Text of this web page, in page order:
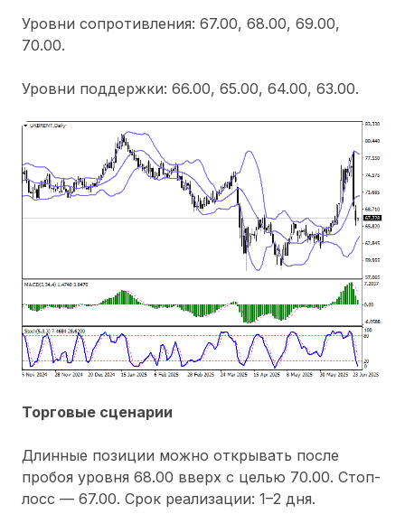
Уровни сопротивления: 67.00, 68.00, 69.00,
70.00.
Уровни поддержки: 66.00, 65.00, 64.00, 63.00.
Торговые сценарии
Длинные позиции можно открывать после
пробоя уровня 68.00 вверх с целью 70.00. Стоп-
лосс — 67.00. Срок реализации: 1–2 дня.